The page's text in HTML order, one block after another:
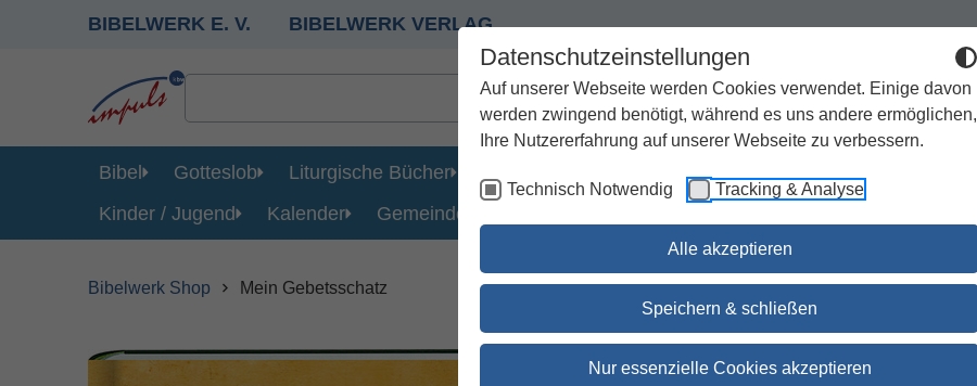
Datenschutzeinstellungen
Auf unserer Webseite werden Cookies verwendet. Einige davon
werden zwingend benötigt, während es uns andere ermöglichen,
Ihre Nutzererfahrung auf unserer Webseite zu verbessern.
Technisch Notwendig Tracking & Analyse
Alle akzeptieren
Speichern & schließen
Nur essenzielle Cookies akzeptieren
BIBELWERK E. V. BIBELWERK VERLAG
Bibel Gotteslob Liturgische Bücher Geschenke Kirchenjahr / Lebensweg
Kinder / Jugend
Kalender Gemeinde
Bibelwerk Shop Mein Gebetsschatz
Mein Gebetsschatz